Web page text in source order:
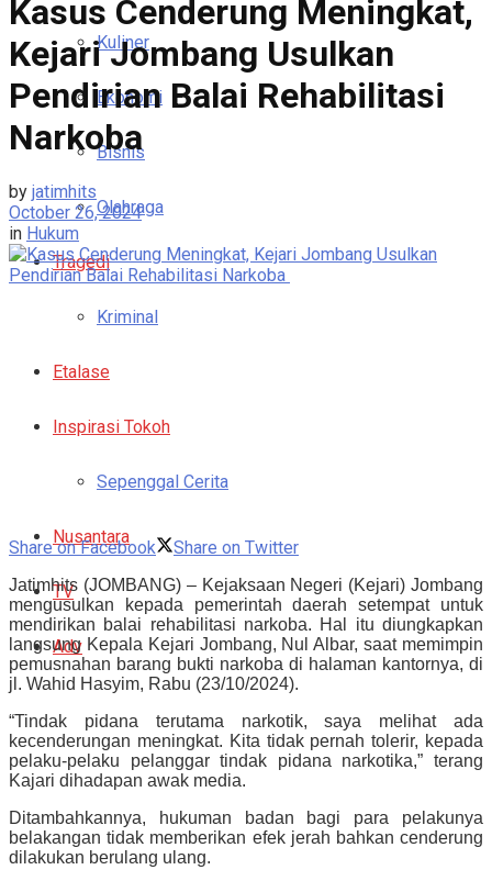
Kuliner
Ekonomi
Bisnis
Olahraga
Tragedi
Kriminal
Etalase
Inspirasi Tokoh
Sepenggal Cerita
Nusantara
TV
Adv
Kasus Cenderung Meningkat,
Kejari Jombang Usulkan
Pendirian Balai Rehabilitasi
Narkoba
by jatimhits
October 26, 2024
in Hukum
Share on Facebook Share on Twitter
Jatimhits (JOMBANG) – Kejaksaan Negeri (Kejari) Jombang
mengusulkan kepada pemerintah daerah setempat untuk
mendirikan balai rehabilitasi narkoba. Hal itu diungkapkan
langsung Kepala Kejari Jombang, Nul Albar, saat memimpin
pemusnahan barang bukti narkoba di halaman kantornya, di
jl. Wahid Hasyim, Rabu (23/10/2024).
“Tindak pidana terutama narkotik, saya melihat ada
kecenderungan meningkat. Kita tidak pernah tolerir, kepada
pelaku-pelaku pelanggar tindak pidana narkotika,” terang
Kajari dihadapan awak media.
Ditambahkannya, hukuman badan bagi para pelakunya
belakangan tidak memberikan efek jerah bahkan cenderung
dilakukan berulang ulang.